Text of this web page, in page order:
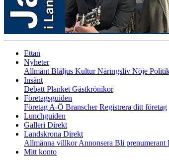
Ettan
Nyheter
Allmänt Blåljus KulturNäringsliv Nöje
Insänt
Debatt Planket Gästkrönikor
Företagsguiden
Företag A-Ö BranscherRegistrera ditt företag
Lunchguiden
Galleri Direkt
Landskrona Direkt
Allmänna villkorAnnonsera Bli prenumerant
Mitt konto